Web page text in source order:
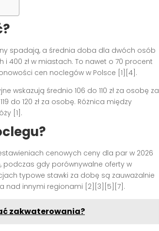
spadają, a średnia doba dla dwóch osób
i 400 zł w miastach. To nawet o 70 procent
cen noclegów w Polsce [1][4].
wskazują średnio 106 do 110 zł za osobę za
do 120 zł za osobę. Różnica między
[1].
cenowych ceny dla par w 2026
podczas gdy porównywalne oferty w
typowe stawki za dobę są zauważalnie
nad innymi regionami [2][3][5][7].
zakwaterowania?